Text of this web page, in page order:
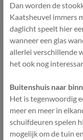
Dan worden de
Kaatsheuvel immers
daglicht speelt hier
wanneer een glas
allerlei verschillende
het ook nog
Buitenshuis naar
Het is tegenwoordig
meer en meer in
schuifdeuren spelen
mogelijk om de tuin